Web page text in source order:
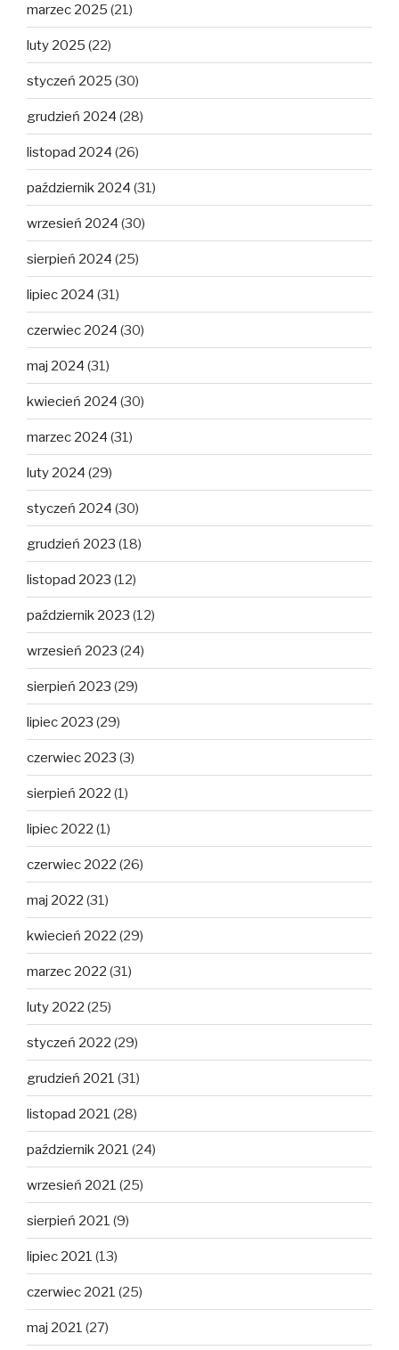
marzec 2025 (21)
luty 2025 (22)
styczeń 2025 (30)
grudzień 2024 (28)
listopad 2024 (26)
październik 2024 (31)
wrzesień 2024 (30)
sierpień 2024 (25)
lipiec 2024 (31)
czerwiec 2024 (30)
maj 2024 (31)
kwiecień 2024 (30)
marzec 2024 (31)
luty 2024 (29)
styczeń 2024 (30)
grudzień 2023 (18)
listopad 2023 (12)
październik 2023 (12)
wrzesień 2023 (24)
sierpień 2023 (29)
lipiec 2023 (29)
czerwiec 2023 (3)
sierpień 2022 (1)
lipiec 2022 (1)
czerwiec 2022 (26)
maj 2022 (31)
kwiecień 2022 (29)
marzec 2022 (31)
luty 2022 (25)
styczeń 2022 (29)
grudzień 2021 (31)
listopad 2021 (28)
październik 2021 (24)
wrzesień 2021 (25)
sierpień 2021 (9)
lipiec 2021 (13)
czerwiec 2021 (25)
maj 2021 (27)